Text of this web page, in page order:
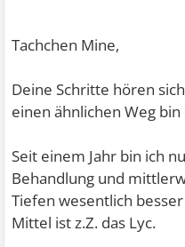
Tachchen Mine,
Deine Schritte hören
einen ähnlichen Weg
Seit einem Jahr bin ich
Behandlung und
Tiefen wesentlich
Mittel ist z.Z. das Lyc.